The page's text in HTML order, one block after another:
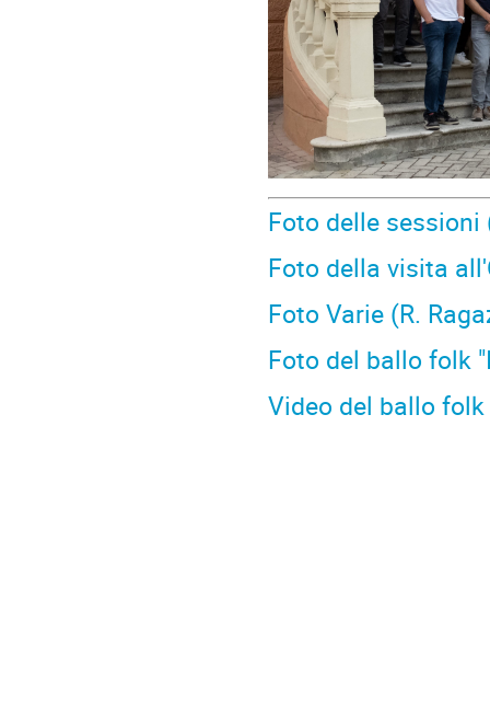
Foto delle sessioni
Foto della visita
Foto Varie (R.
Foto del ballo folk
Video del ballo